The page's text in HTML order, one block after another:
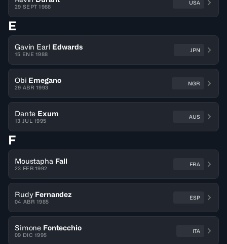
29 SEPT 1988
USA
E
Gavin Earl Edwards
15 ENE 1988
JPN
Obi Emegano
29 ABR 1993
NGR
Dante Exum
13 JUL 1995
AUS
F
Moustapha Fall
23 FEB 1992
FRA
Rudy Fernandez
04 ABR 1985
ESP
Simone Fontecchio
09 DIC 1995
ITA